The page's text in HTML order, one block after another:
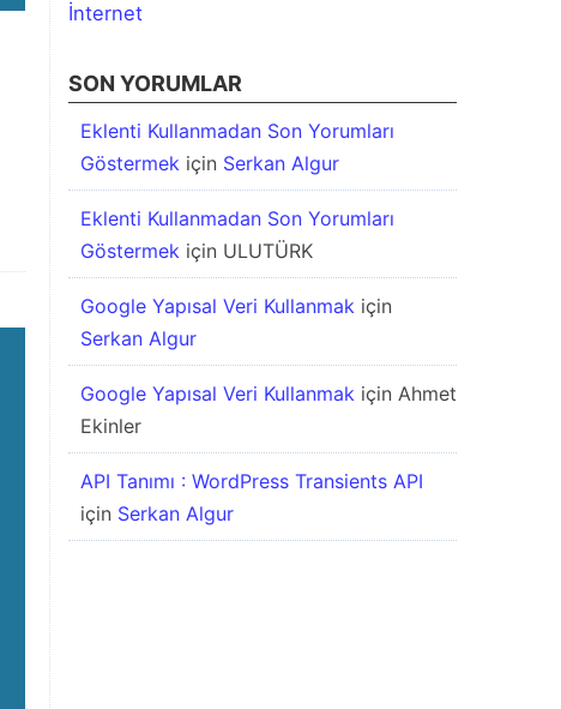
İnternet
SON YORUMLAR
Eklenti Kullanmadan Son Yorumları
Göstermekiçin Serkan Algur
Eklenti Kullanmadan Son Yorumları
Göstermekiçin ULUTÜRK
Google Yapısal Veri Kullanmakiçin
Serkan Algur
Google Yapısal Veri Kullanmakiçin Ahmet
Ekinler
API Tanımı : WordPress Transients API
için Serkan Algur